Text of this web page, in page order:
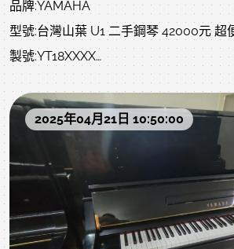
品牌:YAMAHA
型號:台灣山葉 U1 二手鋼琴 42000元 超
製號:YT18XXXX
附贈:調音一次、中古升降琴椅、除濕棒
布、琴油、等..
不含運，北部一樓或電梯約2000左右(樓
盤、偏鄉、離島、裝箱、等..另計)
售價:42000 不二價 已經很便宜 同品質
比價中壢中古鋼琴黃先生 嚴選商品 值
2025年04月21日 10:50:00